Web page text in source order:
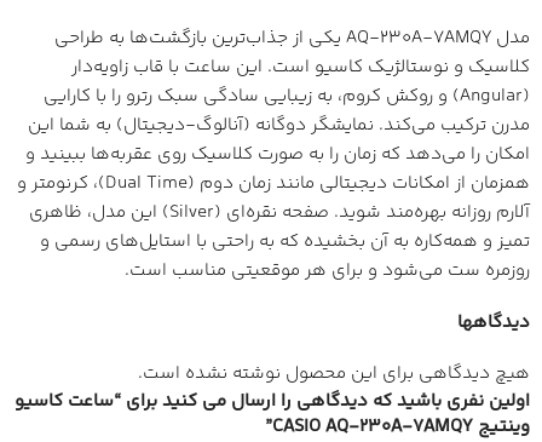
مدل AQ-230A-7AMQY یکی از جذاب‌ترین بازگشت‌ها به طراحی
کلاسیک و نوستالژیک کاسیو است. این ساعت با قاب زاویه‌دار
(Angular) و روکش کروم، به زیبایی سادگی سبک رترو را با کارایی
مدرن ترکیب می‌کند. نمایشگر دوگانه (آنالوگ-دیجیتال) به شما این
امکان را می‌دهد که زمان را به صورت کلاسیک روی عقربه‌ها ببینید و
همزمان از امکانات دیجیتالی مانند زمان دوم (Dual Time)، کرنومتر و
آلارم روزانه بهره‌مند شوید. صفحه نقره‌ای (Silver) این مدل، ظاهری
تمیز و همه‌کاره به آن بخشیده که به راحتی با استایل‌های رسمی و
روزمره ست می‌شود و برای هر موقعیتی مناسب است.
دیدگاهها
هیچ دیدگاهی برای این محصول نوشته نشده است.
اولین نفری باشید که دیدگاهی را ارسال می کنید برای “ساعت کاسیو
وینتیج CASIO AQ-230A-7AMQY”